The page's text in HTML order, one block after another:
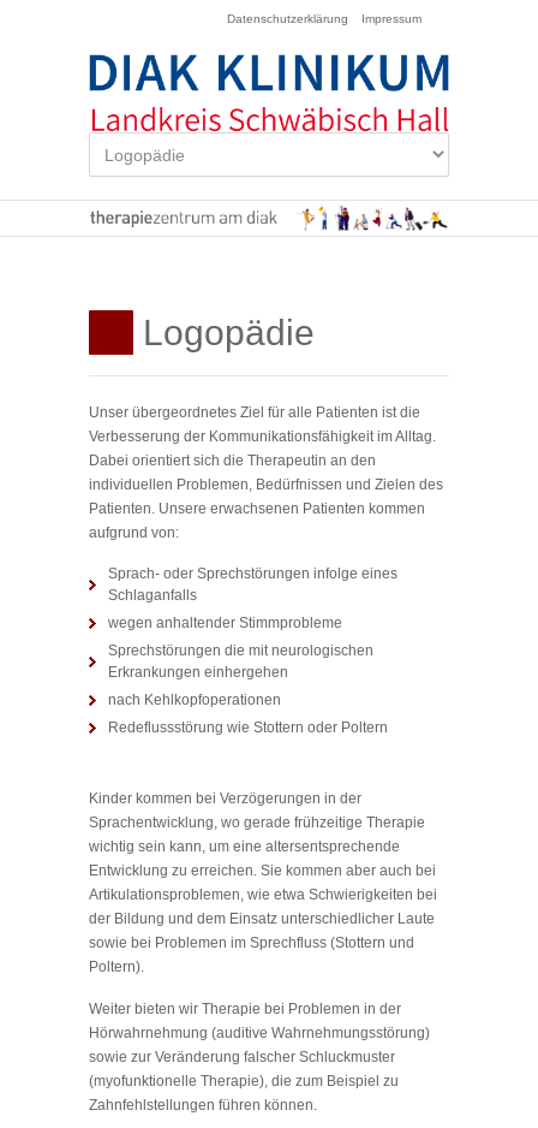
Datenschutzerklärung Impressum
Logopädie
Unser übergeordnetes Ziel für alle Patienten ist die
Verbesserung der Kommunikationsfähigkeit im Alltag.
Dabei orientiert sich die Therapeutin an den
individuellen Problemen, Bedürfnissen und Zielen des
Patienten. Unsere erwachsenen Patienten kommen
aufgrund von:
Sprach- oder Sprechstörungen infolge eines
Schlaganfalls
wegen anhaltender Stimmprobleme
Sprechstörungen die mit neurologischen
Erkrankungen einhergehen
nach Kehlkopfoperationen
Redeflussstörung wie Stottern oder Poltern
Kinder kommen bei Verzögerungen in der
Sprachentwicklung, wo gerade frühzeitige Therapie
wichtig sein kann, um eine altersentsprechende
Entwicklung zu erreichen. Sie kommen aber auch bei
Artikulationsproblemen, wie etwa Schwierigkeiten bei
der Bildung und dem Einsatz unterschiedlicher Laute
sowie bei Problemen im Sprechfluss (Stottern und
Poltern).
Weiter bieten wir Therapie bei Problemen in der
Hörwahrnehmung (auditive Wahrnehmungsstörung)
sowie zur Veränderung falscher Schluckmuster
(myofunktionelle Therapie), die zum Beispiel zu
Zahnfehlstellungen führen können.